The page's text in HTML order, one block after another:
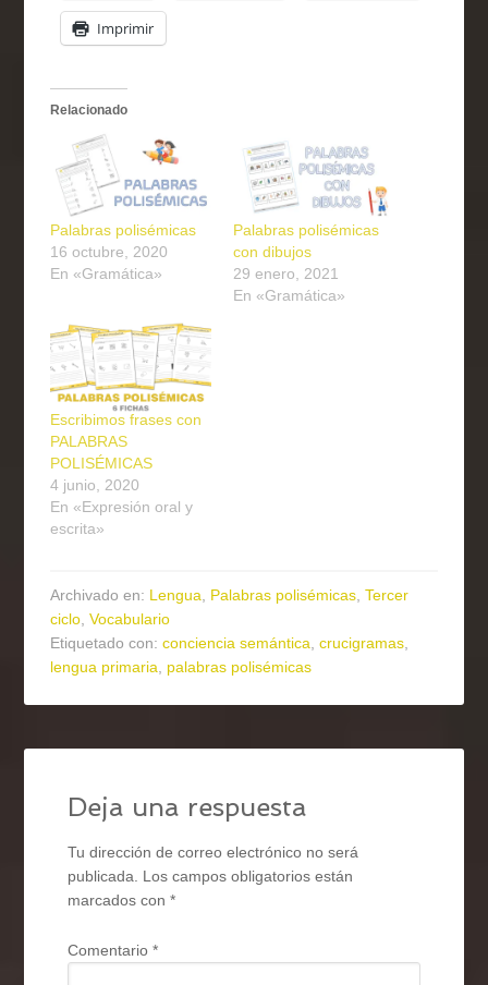
Imprimir
Relacionado
Palabras polisémicas
16 octubre, 2020
En «Gramática»
Palabras polisémicas
con dibujos
29 enero, 2021
En «Gramática»
Escribimos frases con
PALABRAS
POLISÉMICAS
4 junio, 2020
En «Expresión oral y
escrita»
Archivado en: Lengua Palabras polisémicas ,Tercer
ciclo ,Vocabulario
Etiquetado con:conciencia semántica ,crucigramas
lengua primaria
palabras polisémicas
Deja una respuesta
Tu dirección de correo electrónico no será
publicada.
Los campos obligatorios están
marcados con*
Comentario*